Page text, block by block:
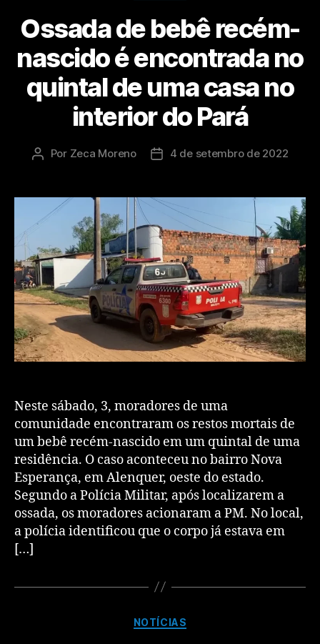
Ossada de bebê recém-
nascido é encontrada no
quintal de uma casa no
interior do Pará
Por Zeca Moreno 4 de setembro de 2022
Neste sábado, 3, moradores de uma
comunidade encontraram os restos mortais de
um bebê recém-nascido em um quintal de uma
residência. O caso aconteceu no bairro Nova
Esperança, em Alenquer, oeste do estado.
Segundo a Polícia Militar, após localizarem a
ossada, os moradores acionaram a PM. No local,
a polícia identificou que o corpo já estava em
[…]
NOTÍCIAS